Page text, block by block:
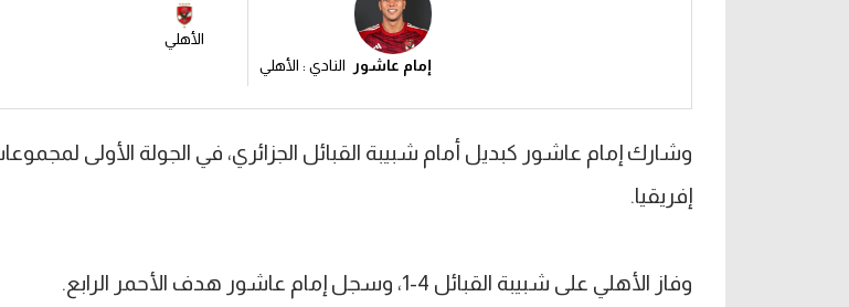
إمام عاشور النادي : الأهلي
الأهلي
وشارك إمام عاشور كبديل أمام شبيبة القبائل الجزائري، في الجولة الأولى
إفريقيا.
وفاز الأهلي على شبيبة القبائل 4-1، وسجل إمام عاشور هدف الأحمر الرابع.